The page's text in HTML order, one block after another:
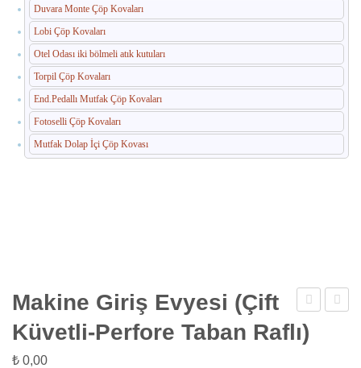
Duvara Monte Çöp Kovaları
Lobi Çöp Kovaları
Otel Odası iki bölmeli atık kutuları
Torpil Çöp Kovaları
End.Pedallı Mutfak Çöp Kovaları
Fotoselli Çöp Kovaları
Mutfak Dolap İçi Çöp Kovası
Giriş
Evyesi
Makine Giriş Evyesi (Çift
Küvetli-Perfore Taban Raflı)
₺ 0,00